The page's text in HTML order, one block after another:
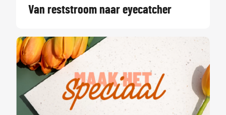
Van reststroom naar eyecatcher